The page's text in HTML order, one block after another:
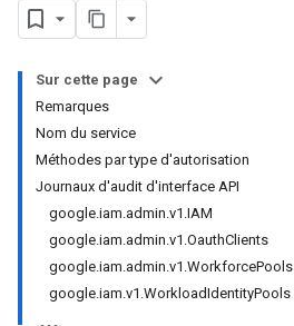
Sur cette page
Remarques
Nom du service
Méthodes par type d'autorisation
Journaux d'audit d'interface API
google.iam.admin.v1.IAM
google.iam.admin.v1.OauthClients
google.iam.admin.v1.WorkforcePools
google.iam.v1.WorkloadIdentityPools